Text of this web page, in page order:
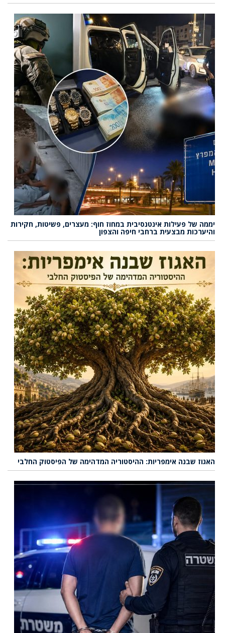
יממה של פעילות אינטנסיבית במחוז חוף: מעצרים, פשיטות, חקירות
והיערכות מבצעית ברחבי חיפה והצפון
האגוז שבנה אימפריות: ההיסטוריה המדהימה של הפיסטוק החלבי